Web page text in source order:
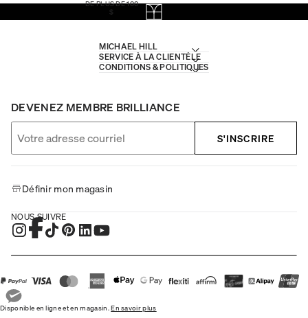
DE PLUS DE 100
$
MICHAEL HILL
SERVICE À LA CLIENTÈLE
CONDITIONS & POLITIQUES
DEVENEZ MEMBRE BRILLIANCE
S'INSCRIRE
Définir mon magasin
NOUS SUIVRE
Disponible en ligne et en magasin.En savoir plus